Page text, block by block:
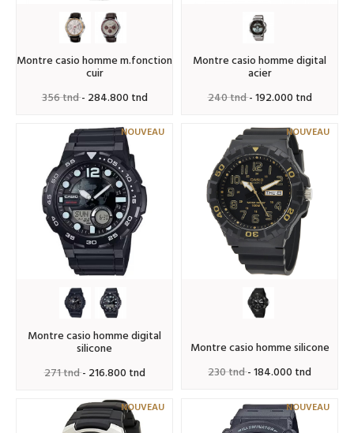
montre casio homme m.fonction
cuir
356 tnd- 284.800 tnd
montre casio homme digital
acier
240 tnd- 192.000 tnd
montre casio homme digital
silicone
271 tnd- 216.800 tnd
NOUVEAU
montre casio homme silicone
230 tnd- 184.000 tnd
NOUVEAU
NOUVEAU NOUVEAU